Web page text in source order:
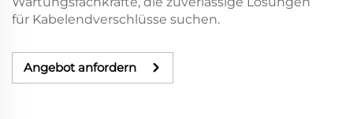
für Kabelendverschlüsse suchen.
Angebot anfordern